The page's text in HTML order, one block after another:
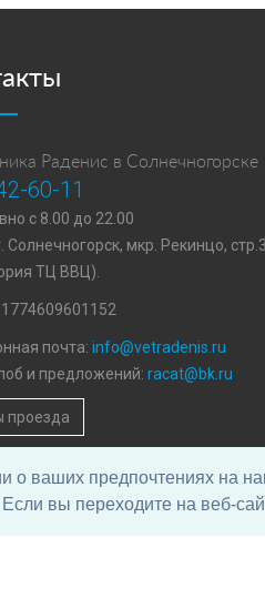
ваших предпочтениях на
вы переходите на веб-
Раденис в Солнечногорске
60-11
с 8.00 до 22.00
Солнечногорск, мкр. Рекинцо,
ТЦ ВВЦ).
почта: info@vetradenis.ru
и предложений: racat@bk.ru
проезда